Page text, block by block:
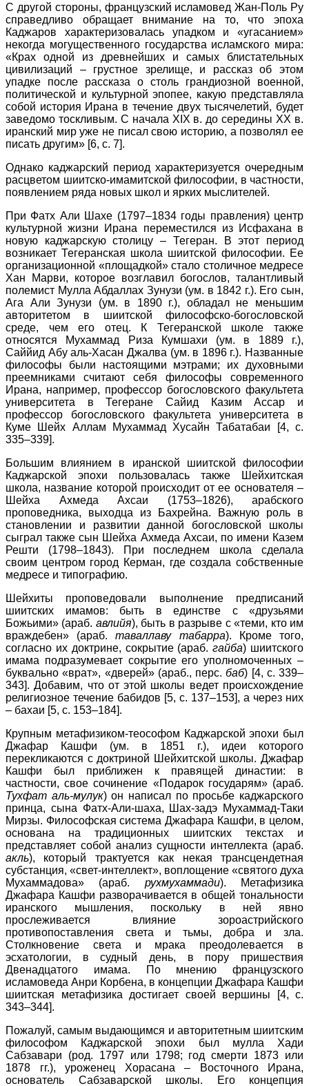
С другой стороны, французский исламовед Жан-Поль Ру
справедливо обращает внимание на то, что эпоха
Каджаров характеризовалась упадком и «угасанием»
некогда могущественного государства исламского мира:
«Крах одной из древнейших и самых блистательных
цивилизаций – грустное зрелище, и рассказ об этом
упадке после рассказа о столь грандиозной военной,
политической и культурной эпопее, какую представляла
собой история Ирана в течение двух тысячелетий, будет
заведомо тоскливым. С начала XIX в. до середины ХХ в.
иранский мир уже не писал свою историю, а позволял ее
писать другим» [6, с. 7].
Однако каджарский период характеризуется очередным
расцветом шиитско-имамитской философии, в частности,
появлением ряда новых школ и ярких мыслителей.
При Фатх Али Шахе (1797–1834 годы правления) центр
культурной жизни Ирана переместился из Исфахана в
новую каджарскую столицу – Тегеран. В этот период
возникает Тегеранская школа шиитской философии. Ее
организационной «площадкой» стало столичное медресе
Хан Марви, которое возглавил богослов, талантливый
полемист Мулла Абдаллах Зунузи (ум. в 1842 г.). Его сын,
Ага Али Зунузи (ум. в 1890 г.), обладал не меньшим
авторитетом в шиитской философско-богословской
среде, чем его отец. К Тегеранской школе также
относятся Мухаммад Риза Кумшахи (ум. в 1889 г.),
Саййид Абу аль-Хасан Джалва (ум. в 1896 г.). Названные
философы были настоящими мэтрами; их духовными
преемниками считают себя философы современного
Ирана, например, профессор богословского факультета
университета в Тегеране Сайид Казим Ассар и
профессор богословского факультета университета в
Куме Шейх Аллам Мухаммад Хусайн Табатабаи [4, c.
335–339].
Большим влиянием в иранской шиитской философии
Каджарской эпохи пользовалась также Шейхитская
школа, название которой происходит от ее основателя –
Шейха Ахмеда Ахсаи (1753–1826), арабского
проповедника, выходца из Бахрейна. Важную роль в
становлении и развитии данной богословской школы
сыграл также сын Шейха Ахмеда Ахсаи, по имени Казем
Решти (1798–1843). При последнем школа сделала
своим центром город Керман, где создала собственные
медресе и типографию.
Шейхиты проповедовали выполнение предписаний
шиитских имамов: быть в единстве с «друзьями
Божьими» (араб. авлийя), быть в разрыве с «теми, кто им
враждебен» (араб.таваллаву табарра). Кроме того,
согласно их доктрине, сокрытие (араб.гайба) шиитского
имама подразумевает сокрытие его уполномоченных –
буквально «врат», «дверей» (араб., перс.баб) [4, c. 339–
343]. Добавим, что от этой школы ведет происхождение
религиозное течение бабидов [5, с. 137–153], а через них
– бахаи [5, с. 153–184].
Крупным метафизиком-теософом Каджарской эпохи был
Джафар Кашфи (ум. в 1851 г.), идеи которого
перекликаются с доктриной Шейхитской школы. Джафар
Кашфи был приближен к правящей династии: в
частности, свое сочинение «Подарок государям» (араб.
Тухфат аль-мулук) он написал по просьбе каджарского
принца, сына Фатх-Али-шаха, Шах-задэ Мухаммад-Таки
Мирзы. Философская система Джафара Кашфи, в целом,
основана на традиционных шиитских текстах и
представляет собой анализ сущности интеллекта (араб.
акль), который трактуется как некая трансцендетная
субстанция, «свет-интеллект», воплощение «святого духа
Мухаммадова» (араб. рухмухаммади). Метафизика
Джафара Кашфи разворачивается в общей тональности
иранского мышления, поскольку в ней явно
прослеживается влияние зороастрийского
противопоставления света и тьмы, добра и зла.
Столкновение света и мрака преодолевается в
эсхатологии, в судный день, в пору пришествия
Двенадцатого имама. По мнению французского
исламоведа Анри Корбена, в концепции Джафара Кашфи
шиитская метафизика достигает своей вершины [4, c.
343–344].
Пожалуй, самым выдающимся и авторитетным шиитским
философом Каджарской эпохи был мулла Хади
Сабзавари (род. 1797 или 1798; год смерти 1873 или
1878 гг.), уроженец Хорасана – Восточного Ирана,
основатель Сабзаварской школы. Его концепция